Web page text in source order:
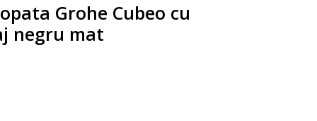
Grohe Cubeo cu
negru mat